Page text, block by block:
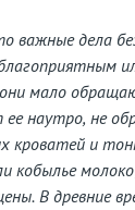
важные дела
мало
наутро, не
кроватей и
кобылье
В древние